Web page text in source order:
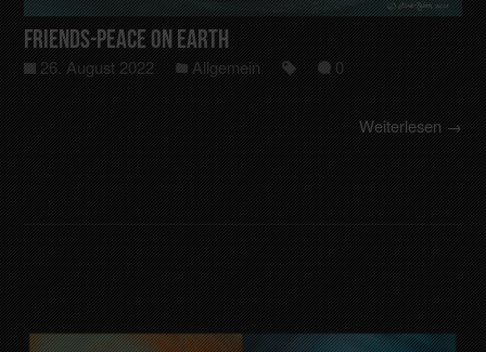
Friends-Peace on Earth
26. August 2022 Allgemein 0
Weiterlesen →